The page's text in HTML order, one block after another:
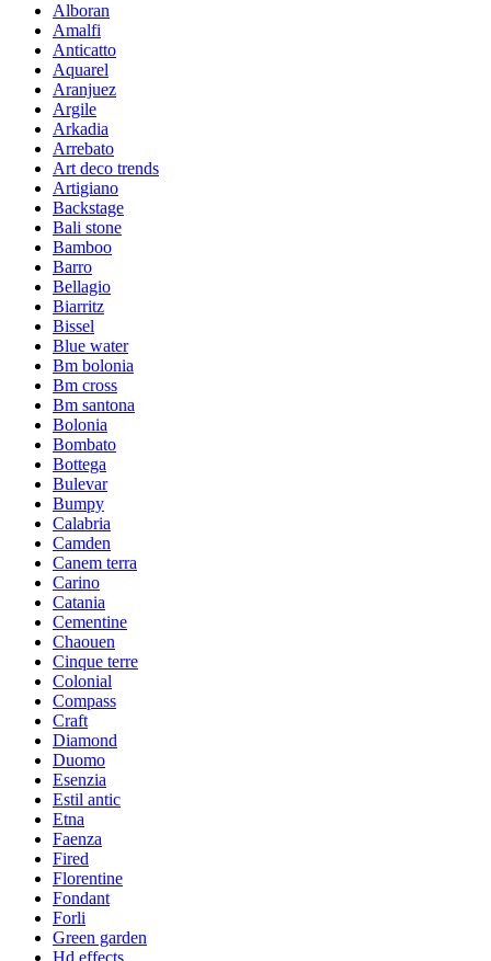
Alboran
Amalfi
Anticatto
Aquarel
Aranjuez
Argile
Arkadia
Arrebato
Art deco trends
Artigiano
Backstage
Bali stone
Bamboo
Barro
Bellagio
Biarritz
Bissel
Blue water
Bm bolonia
Bm cross
Bm santona
Bolonia
Bombato
Bottega
Bulevar
Bumpy
Calabria
Camden
Canem terra
Carino
Catania
Cementine
Chaouen
Cinque terre
Colonial
Compass
Craft
Diamond
Duomo
Esenzia
Estil antic
Etna
Faenza
Fired
Florentine
Fondant
Forli
Green garden